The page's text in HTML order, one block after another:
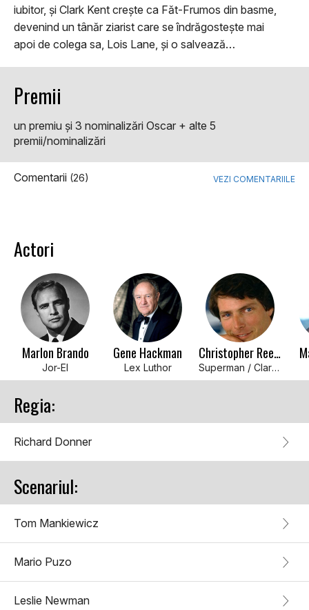
iubitor, și Clark Kent crește ca Făt-Frumos din basme,
devenind un tânăr ziarist care se îndrăgostește mai
apoi de colega sa, Lois Lane, și o salvează…
Premii
un premiu şi 3 nominalizări Oscar + alte 5
premii/nominalizări
Comentarii (26) VEZI COMENTARIILE
Actori
Marlon Brando
Jor-El
Gene Hackman
Lex Luthor
Christopher Reeve
Superman / Clark Kent
Regia:
Richard Donner
Scenariul:
Tom Mankiewicz
Mario Puzo
Leslie Newman